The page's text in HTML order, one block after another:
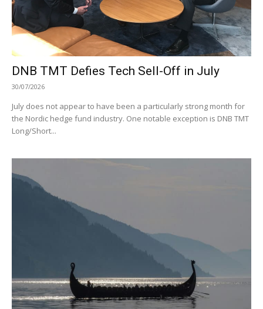
DNB TMT Defies Tech Sell-Off in July
30/07/2026
July does not appear to have been a particularly strong month for
the Nordic hedge fund industry. One notable exception is DNB TMT
Long/Short...